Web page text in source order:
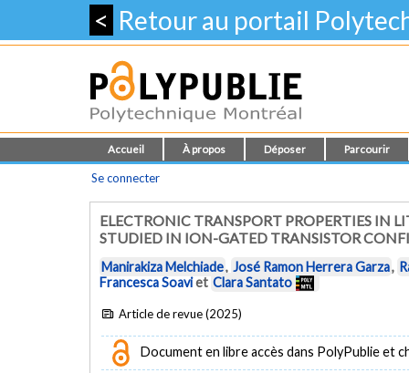
< Retour au portail
Accueil À propos Déposer Parcourir
Se connecter
ELECTRONIC TRANSPORT PROPERTIES IN
STUDIED IN ION-GATED TRANSISTOR
Manirakiza Melchiade, José Ramon Herrera Garza,
Francesca Soaviet Clara Santato
Article de revue (2025)
Document en libre accès dans PolyPublie et